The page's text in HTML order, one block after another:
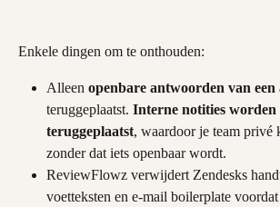
Enkele dingen om te onthouden:
Alleen openbare antwoorden van een
teruggeplaatst. Interne notities worden
teruggeplaatst, waardoor je team privé
zonder dat iets openbaar wordt.
ReviewFlowz verwijdert Zendesks
voetteksten en e-mail boilerplate